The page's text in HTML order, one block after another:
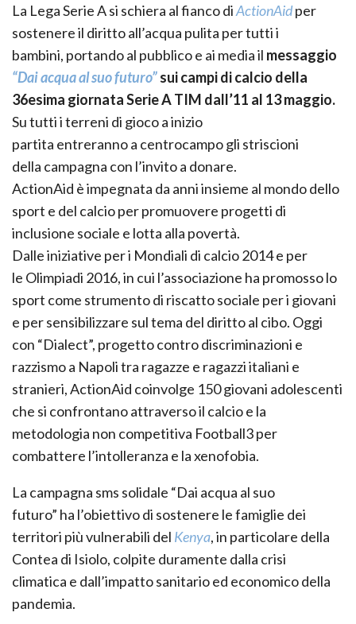
La Lega Serie Asi schiera alfianco diActionAidper
sostenere il diritto all’acqua pulita per tutti i
bambini, portando al pubblico e ai media il messaggio
“Dai acqua al suo futuro”sui campi di calcio della
36esima giornata Serie A TIM dall’11 al 13 maggio.
Su tutti i terreni di gioco a inizio
partita entrerannoa centrocampogli striscioni
della campagna con l’invito a donare.
ActionAid è impegnata da anni insieme al mondo dello
sport e del calcio per promuovere progetti di
inclusione sociale e lotta alla povertà.
Dalleiniziative peri Mondiali di calcio 2014e per
le Olimpiadi 2016, in cui l’associazione ha promosso lo
sport come strumento di riscatto sociale per i giovani
e per sensibilizzare sul tema del diritto al cibo. Oggi
con “Dialect”, progetto contro discriminazioni e
razzismo a Napoli tra ragazze e ragazzi italiani e
stranieri, ActionAid coinvolge 150 giovani adolescenti
che si confrontano attraverso il calcio e la
metodologia non competitiva Football3 per
combattere l’intolleranza e la xenofobia.
La campagna sms solidale “Dai acqua al suo
futuro” ha l’obiettivo di sostenere le famiglie dei
territori più vulnerabili del Kenya, in particolare della
Contea di Isiolo, colpite duramente dalla crisi
climatica e dall’impatto sanitario ed economico della
pandemia.